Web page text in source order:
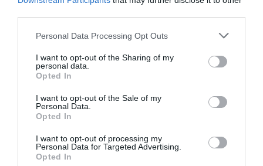
Personal Data Processing Opt Outs
I want to opt-out of the Sharing of my
personal data.
Opted In
I want to opt-out of the Sale of my
Personal Data.
Opted In
I want to opt-out of processing my
Personal Data for Targeted Advertising.
Opted In
δεν διεκδίκησαν ποτέ τη δημοσιότητα, αλλά την
και τον ρυθμό των δελτίων που σκηνοθετούσε και μια
παρακαταθήκη επαγγελματισμού, ήθους και σεμνότητας.
Η τηλεοπτική κοινότητα αποχαιρετά έναν δημιουργό που